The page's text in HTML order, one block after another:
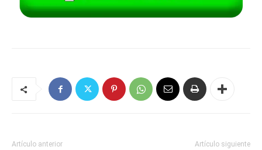
Artículo anterior Artículo siguiente